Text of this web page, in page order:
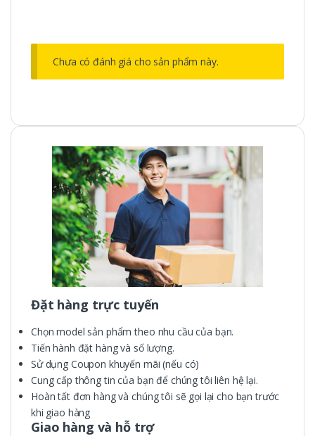
Chưa có đánh giá cho sản phẩm này.
Đặt hàng trực tuyến
Chọn model sản phẩm theo nhu cầu của bạn.
Tiến hành đặt hàng và số lượng.
Sử dụng Coupon khuyến mãi (nếu có)
Cung cấp thông tin của bạn để chúng tôi liên hệ lại.
Hoàn tất đơn hàng và chúng tôi sẽ gọi lại cho bạn trước
khi giao hàng
Giao hàng và hỗ trợ